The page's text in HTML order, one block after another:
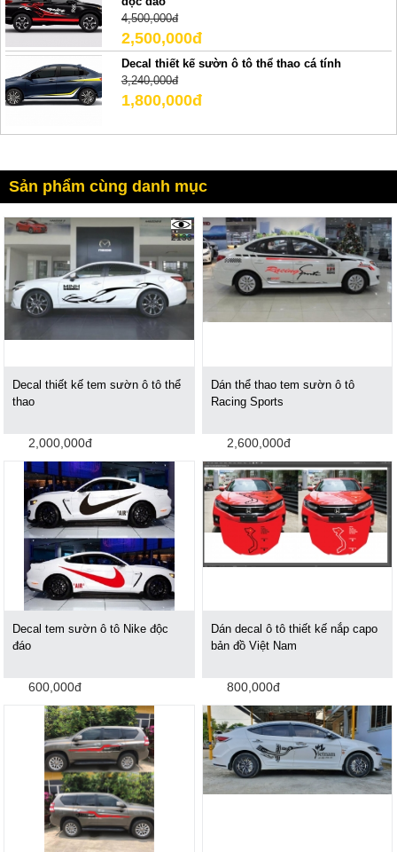
4,500,000đ
2,500,000đ
Decal thiết kế sườn ô tô thể thao cá tính
3,240,000đ
1,800,000đ
Sản phẩm cùng danh mục
2133
Decal thiết kế tem sườn ô tô thể
thao
2,000,000đ
Dán thể thao tem sườn ô tô
Racing Sports
2,600,000đ
Decal tem sườn ô tô Nike độc
đáo
600,000đ
Dán decal ô tô thiết kế nắp capo
bản đồ Việt Nam
800,000đ